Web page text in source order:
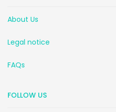
About Us
Legal notice
FAQs
FOLLOW US